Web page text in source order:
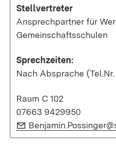
Stellvertreter
Ansprechpartner für
Gemeinschaftsschulen
Sprechzeiten:
Nach Absprache
Raum C 102
07663 9429950
E-Mail: